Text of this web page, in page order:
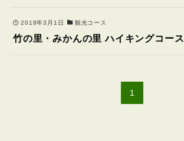
2018年3月1日 観光コース
竹の里・みかんの里 ハイキングコース
1